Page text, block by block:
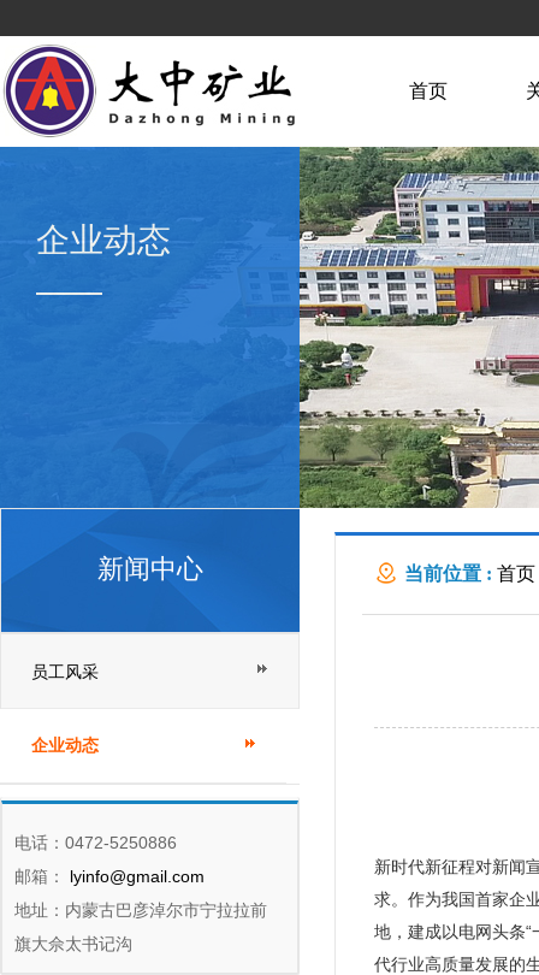
首页
企业动态
新闻中心
员工风采
企业动态
电话：0472-5250886
邮箱：
lyinfo@gmail.com
地址：内蒙古巴彦淖尔市宁拉拉前
旗大佘太书记沟
当前位置 : 首页
新时代新征程对新闻
求。作为我国首家企
地，建成以电网头条
代行业高质量发展的